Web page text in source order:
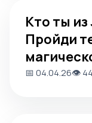
Кто ты
Пройди
📅 04.04.26👁️